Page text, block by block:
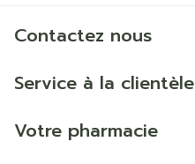
Contactez nous
Service à la clientèle
Votre pharmacie